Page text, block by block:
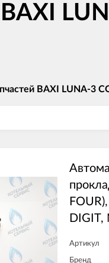
BAXI LUNA-3
DIGIT,
Артикул
Бренд